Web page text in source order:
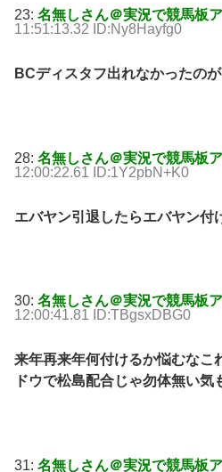
23: 名無しさん＠実況で競馬板
11:51:13.32 ID:Ny8Hayfg0
BCディスタフ出れなかったの
28: 名無しさん＠実況で競馬板
12:00:22.61 ID:1Y2pbN+K0
エバヤン引退したらエバヤン付
30: 名無しさん＠実況で競馬板
12:00:41.81 ID:TBgsxDBG0
来年再来年何付けるか悩むなこ
ドウで松島配合じゃ勿体無い気
31: 名無しさん＠実況で競馬板